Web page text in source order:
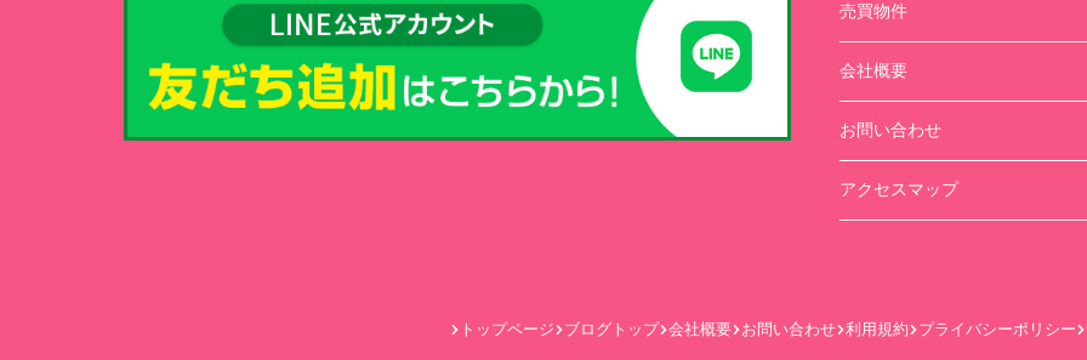
売買物件
会社概要
お問い合わせ
アクセスマップ
トップページ ブログトップ 会社概要 お問い合わせ 利用規約 プライバシーポリシー